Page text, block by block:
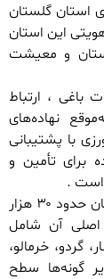
استان گلستان
این استان
و معیشت
، ارتباط
نهاده‌های
با پشتیبانی
برای تأمین و
است .
مدیر شرکت خدمات حمایتی کشاورزی استان گلستان حدود ۳۰ هزار
اصلی آن شامل
گردو، خرمالو،
گونه‌ها سطح